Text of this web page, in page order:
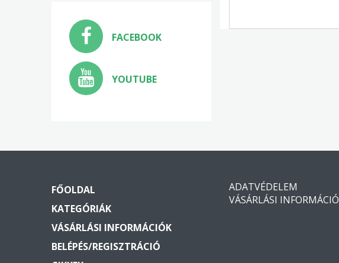
FACEBOOK
YOUTUBE
FŐOLDAL
KATEGÓRIÁK
VÁSÁRLÁSI INFORMÁCIÓK
BELÉPÉS/REGISZTRÁCIÓ
ADATVÉDELEM
VÁSÁRLÁSI INFORMÁCIÓ